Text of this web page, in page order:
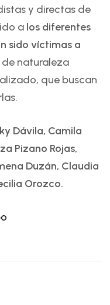
y directas de
a los diferentes
sido víctimas a
de naturaleza
que buscan
Dávila, Camila
Pizano Rojas,
Duzán, Claudia
Orozco.